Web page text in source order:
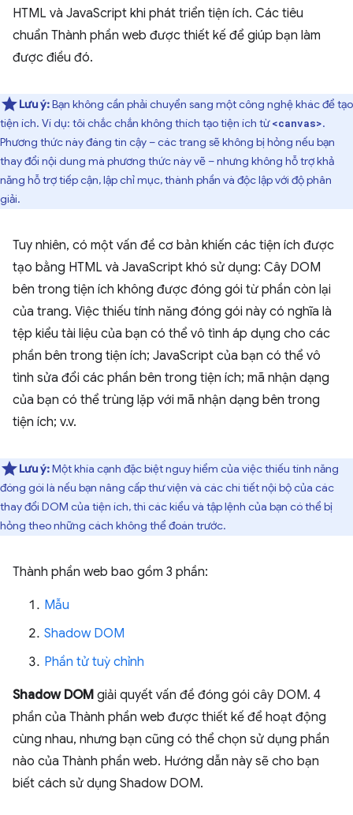
HTML và JavaScript khi phát triển tiện ích. Các tiêu
chuẩn Thành phần web được thiết kế để giúp bạn làm
được điều đó.
Lưu ý:Bạn không cần phải chuyển sang một công nghệ khác để tạo
tiện ích. Ví dụ: tôi chắc chắn không thích tạo tiện ích từ<canvas>.
Phương thức này đáng tin cậy – các trang sẽ không bị hỏng nếu bạn
thay đổi nội dung mà phương thức này vẽ – nhưng không hỗ trợ khả
năng hỗ trợ tiếp cận, lập chỉ mục, thành phần và độc lập với độ phân
giải.
Tuy nhiên, có một vấn đề cơ bản khiến các tiện ích được
tạo bằng HTML và JavaScript khó sử dụng: Cây DOM
bên trong tiện ích không được đóng gói từ phần còn lại
của trang. Việc thiếu tính năng đóng gói này có nghĩa là
tệp kiểu tài liệu của bạn có thể vô tình áp dụng cho các
phần bên trong tiện ích; JavaScript của bạn có thể vô
tình sửa đổi các phần bên trong tiện ích; mã nhận dạng
của bạn có thể trùng lặp với mã nhận dạng bên trong
tiện ích; v.v.
Lưu ý:Một khía cạnh đặc biệt nguy hiểm của việc thiếu tính năng
đóng gói là nếu bạn nâng cấp thư viện và các chi tiết nội bộ của các
thay đổi DOM của tiện ích, thì các kiểu và tập lệnh của bạn có thể bị
hỏng theo những cách không thể đoán trước.
Thành phần web bao gồm 3 phần:
Mẫu
Shadow DOM
Phần tử tuỳ chỉnh
Shadow DOM giải quyết vấn đề đóng gói cây DOM. 4
phần của Thành phần web được thiết kế để hoạt động
cùng nhau, nhưng bạn cũng có thể chọn sử dụng phần
nào của Thành phần web. Hướng dẫn này sẽ cho bạn
biết cách sử dụng Shadow DOM.